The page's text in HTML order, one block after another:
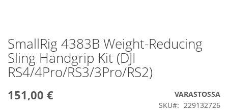
SmallRig 4383B Weight-Reducing
Sling Handgrip Kit (DJI
RS4/4Pro/RS3/3Pro/RS2)
151,00 €
VARASTOSSA
SKU
229132726
Skip
to
the
beginning
of
images